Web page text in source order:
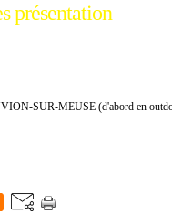
présentation
SUR-MEUSE (d'abord en